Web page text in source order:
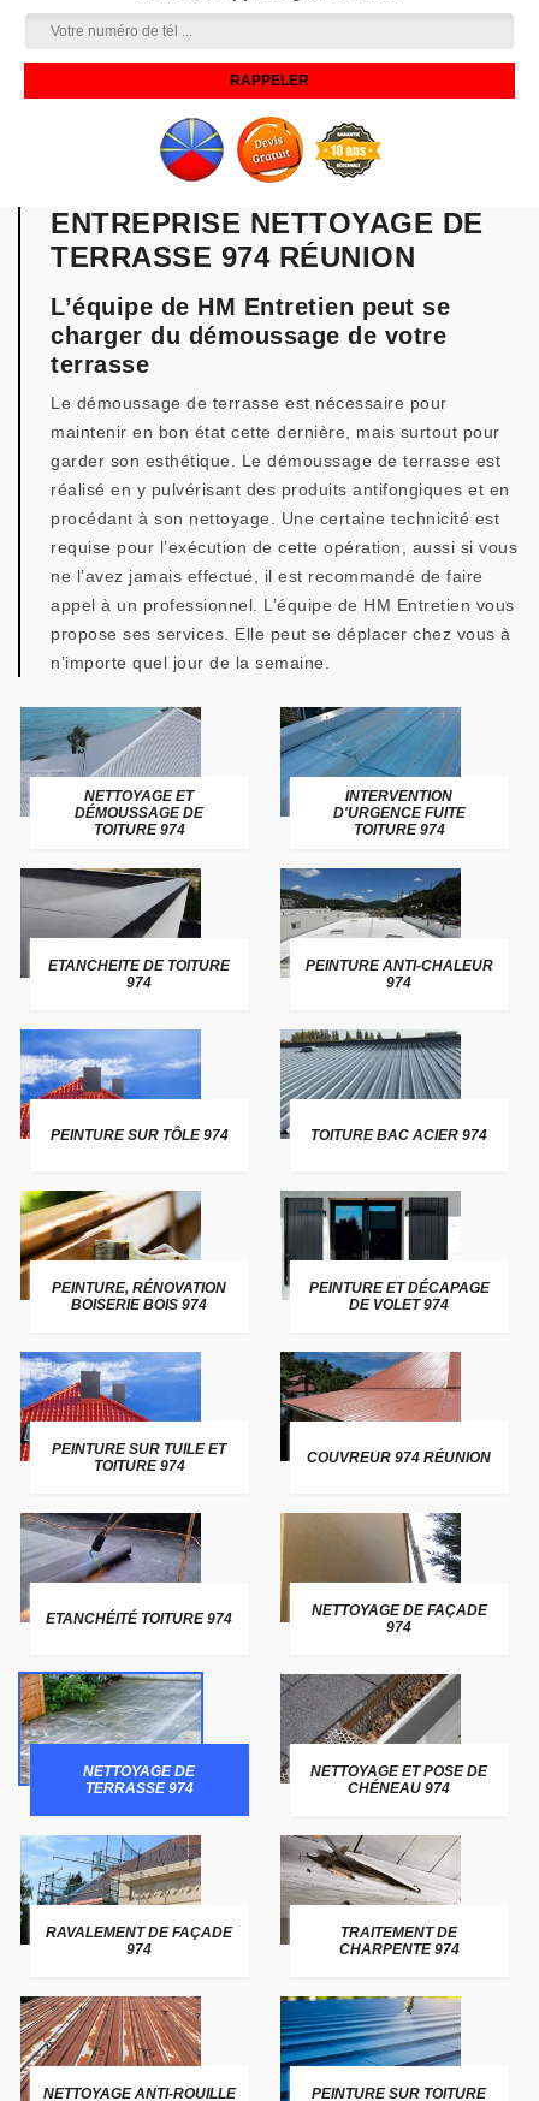
ENTREPRISE NETTOYAGE DE
TERRASSE 974 RÉUNION
L’équipe de HM Entretien peut se
charger du démoussage de votre
terrasse
Le démoussage de terrasse est nécessaire pour
maintenir en bon état cette dernière, mais surtout pour
garder son esthétique. Le démoussage de terrasse est
réalisé en y pulvérisant des produits antifongiques et en
procédant à son nettoyage. Une certaine technicité est
requise pour l’exécution de cette opération, aussi si vous
ne l’avez jamais effectué, il est recommandé de faire
appel à un professionnel. L’équipe de HM Entretien vous
propose ses services. Elle peut se déplacer chez vous à
n’importe quel jour de la semaine.
NETTOYAGE ET
DÉMOUSSAGE DE
TOITURE 974
INTERVENTION
D'URGENCE FUITE
TOITURE 974
ETANCHEITE DE TOITURE
974
PEINTURE ANTI-CHALEUR
974
PEINTURE SUR TÔLE 974 TOITURE BAC ACIER 974
PEINTURE, RÉNOVATION
BOISERIE BOIS 974
PEINTURE ET DÉCAPAGE
DE VOLET 974
PEINTURE SUR TUILE ET
TOITURE 974
COUVREUR 974 RÉUNION
ETANCHÉITÉ TOITURE 974
NETTOYAGE DE FAÇADE
974
NETTOYAGE DE
TERRASSE 974
NETTOYAGE ET POSE DE
CHÉNEAU 974
RAVALEMENT DE FAÇADE
974
TRAITEMENT DE
CHARPENTE 974
NETTOYAGE ANTI-ROUILLE PEINTURE SUR TOITURE